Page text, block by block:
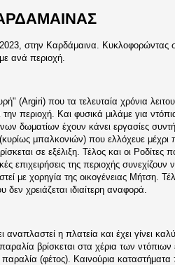
στην Καρδάμαινα.
ανά περιοχή.
(Argiri) που τα τελευταία χρόνια
την περιοχή. Και φυσικά μιλάμε για
δωματίων έχουν κάνει εργασίες
μπαλκονιών) που ελλόχευε μέχρι
σε εξέλιξη. Τέλος και οι
επιχειρήσεις της περιοχής
με χορηγία της οικογένειας Μήτση.
χρειάζεται ιδιαίτερη αναφορά.
αναπλαστεί η πλατεία και έχει γίνει
βρίσκεται στα χέρια των
(φέτος). Καινούρια